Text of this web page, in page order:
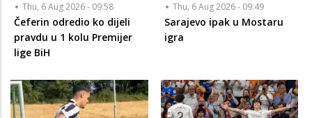
Thu, 6 Aug 2026 - 09:58
Čeferin odredio ko dijeli
pravdu u 1 kolu Premijer
lige BiH
Thu, 6 Aug 2026 - 09:49
Sarajevo ipak u Mostaru
igra